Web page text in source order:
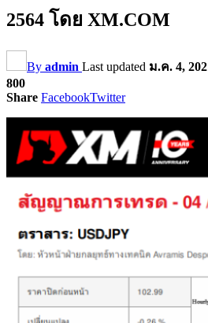
2564 โดย XM.COM
By admin Last updated ม.ค. 4,
800
Share FacebookTwitter